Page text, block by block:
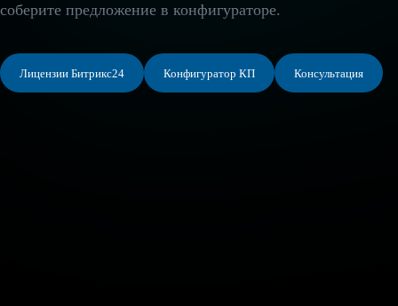
соберите предложение в конфигураторе.
Лицензии Битрикс24 Конфигуратор КП Консультация